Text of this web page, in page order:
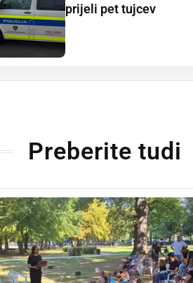
prijeli pet tujcev
Preberite tudi